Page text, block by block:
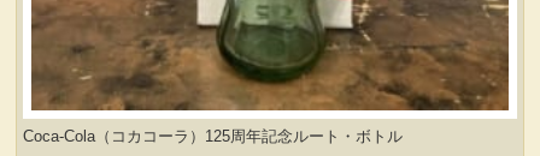
Coca-Cola（コカコーラ）125周年記念ルート・ボトル